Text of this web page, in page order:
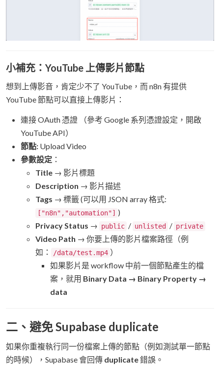
小補充：YouTube 上傳影片節點
想到上傳影音，肯定少不了 YouTube，而 n8n 有提供
YouTube 節點可以直接上傳影片：
連接 OAuth 憑證 （參考 Google 系列憑證設定，開啟
YouTube API）
節點: Upload Video
參數設定 ：
Title → 影片標題
Description → 影片描述
Tags → 標籤 (可以用 JSON array 格式:
["n8n","automation"] )
Privacy Status → public / unlisted / private
Video Path → 你要上傳的影片檔案路徑（例
如：
/data/test.mp4 ）
如果影片是 workflow 中前一個節點產生的檔
案，就用 Binary Data → Binary Property →
data
二、避免 Supabase duplicate
如果你重複執行同一份檔案上傳的節點（例如測試單一節點
的時候），Supabase 會回傳 duplicate錯誤。